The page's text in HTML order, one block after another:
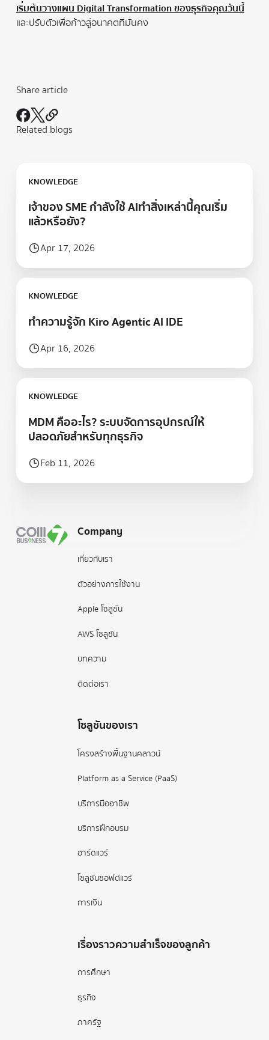
เริ่มต้นวางแผน Digital Transformation ของธุรกิจคุณวันนี้
และปรับตัวเพื่อก้าวสู่อนาคตที่มั่นคง
Share article
Related blogs
KNOWLEDGE
เจ้าของ SME กำลังใช้ AIทำสิ่งเหล่านี้คุณเริ่ม
แล้วหรือยัง?
Apr 17, 2026
KNOWLEDGE
ทำความรู้จัก Kiro Agentic AI IDE
Apr 16, 2026
KNOWLEDGE
MDM คืออะไร? ระบบจัดการอุปกรณ์ให้
ปลอดภัยสำหรับทุกธุรกิจ
Feb 11, 2026
Company
เกี่ยวกับเรา
ตัวอย่างการใช้งาน
Apple โซลูชัน
AWS โซลูชัน
บทความ
ติดต่อเรา
โซลูชันของเรา
โครงสร้างพื้นฐานคลาวน์
Platform as a Service (PaaS)
บริการมืออาชีพ
บริการฝึกอบรม
ฮาร์ดแวร์
โซลูชันซอฟต์แวร์
การเงิน
เรื่องราวความสำเร็จของลูกค้า
การศึกษา
ธุรกิจ
ภาครัฐ